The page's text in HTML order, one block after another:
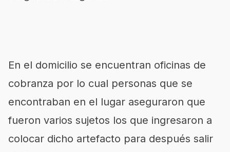
En el domicilio se encuentran oficinas de
cobranza por lo cual personas que se
encontraban en el lugar aseguraron que
fueron varios sujetos los que ingresaron a
colocar dicho artefacto para después salir